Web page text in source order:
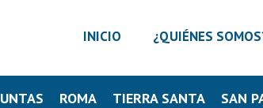
INICIO ¿QUIÉNES
ROMA TIERRA SANTA SAN